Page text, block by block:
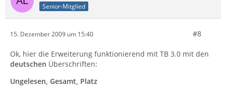
Senior-Mitglied
15. Dezember 2009 um 15:40 #8
Ok, hier die Erweiterung funktionierend mit TB 3.0 mit den
deutschen Überschriften:
Ungelesen, Gesamt, Platz